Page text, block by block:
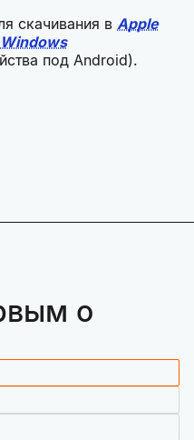
скачивания в Apple
Windows
под Android).
о